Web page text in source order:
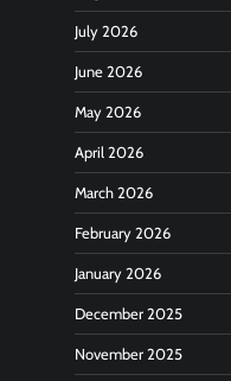
July 2026
June 2026
May 2026
April 2026
March 2026
February 2026
January 2026
December 2025
November 2025